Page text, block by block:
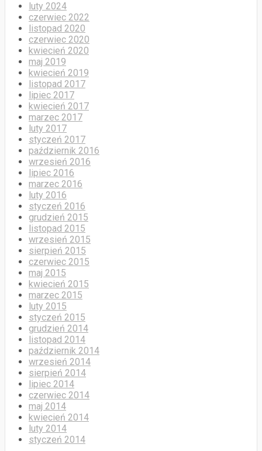
luty 2024
czerwiec 2022
listopad 2020
czerwiec 2020
kwiecień 2020
maj 2019
kwiecień 2019
listopad 2017
lipiec 2017
kwiecień 2017
marzec 2017
luty 2017
styczeń 2017
październik 2016
wrzesień 2016
lipiec 2016
marzec 2016
luty 2016
styczeń 2016
grudzień 2015
listopad 2015
wrzesień 2015
sierpień 2015
czerwiec 2015
maj 2015
kwiecień 2015
marzec 2015
luty 2015
styczeń 2015
grudzień 2014
listopad 2014
październik 2014
wrzesień 2014
sierpień 2014
lipiec 2014
czerwiec 2014
maj 2014
kwiecień 2014
luty 2014
styczeń 2014